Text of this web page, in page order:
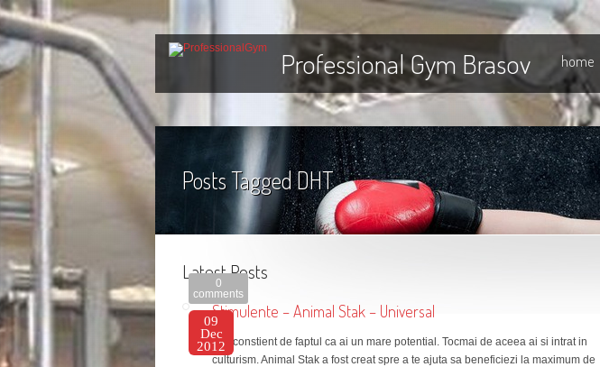
Professional Gym Brasov home
Posts TaggedDHT
Latest Posts
09
Dec
2012
0
comments
Stimulente – Animal Stak – Universal
Esti constient de faptul ca ai un mare potential. Tocmai de aceea ai si intrat in
culturism. Animal Stak a fost creat spre a te ajuta sa beneficiezi la maximum de